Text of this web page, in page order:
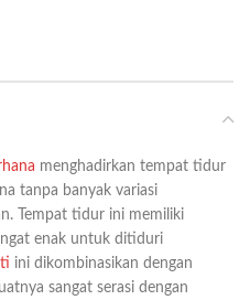
menghadirkan tempat tidur
tanpa banyak variasi
Tempat tidur ini memiliki
enak untuk ditiduri
ini dikombinasikan dengan
sangat serasi dengan